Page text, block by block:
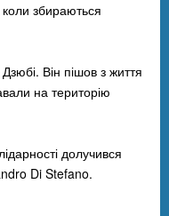
збираються
Він пішов з життя
на територію
долучився
Di Stefano.